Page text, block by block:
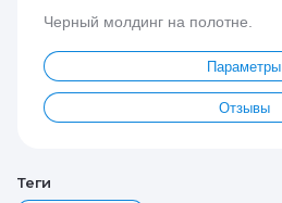
Черный молдинг на полотне.
Параметры
Отзывы
теги